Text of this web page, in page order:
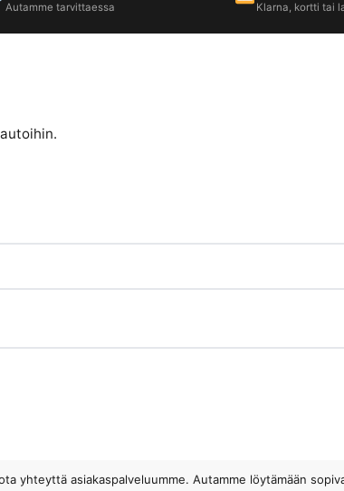
Autamme tarvittaessa Klarna, kortti tai
yhteyttä asiakaspalveluumme. Autamme löytämään